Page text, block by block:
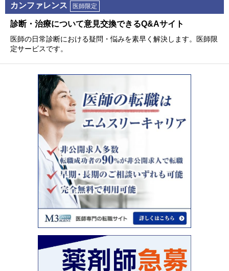
カンファレンス 医師限定
診断・治療について意⾒交換できるQ&Aサイト
医師の⽇常診断における疑問・悩みを素早く解決します。医師限
定サービスです。